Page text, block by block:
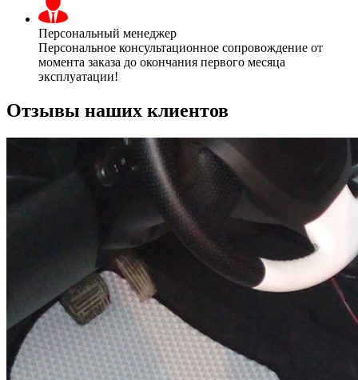
Персональный менеджер
Персональное консультационное сопровождение от
момента заказа до окончания первого месяца
эксплуатации!
Отзывы наших клиентов